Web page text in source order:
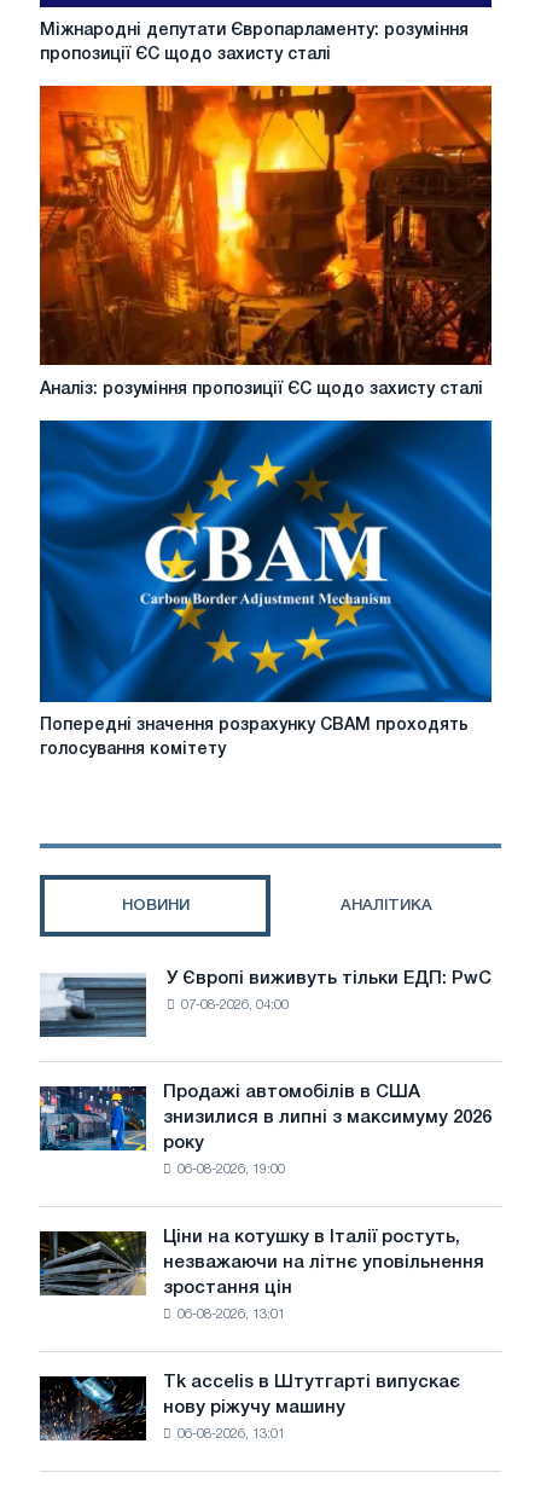
Міжнародні
пропозиції
ЄС
щодо
захисту
сталі
Міжнародні депутати Європарламенту: розуміння
пропозиції ЄС щодо захисту сталі
Аналіз:
пропозиції
щодо
захисту
Аналіз: розуміння пропозиції ЄС щодо захисту сталі
Попередні
значення
голосування
Попередні значення розрахунку CBAM проходять
голосування комітету
НОВИНИ АНАЛІТИКА
Європі
виживуть
тільки
ЕДП:
PwC
У Європі виживуть тільки ЕДП: PwC
07-08-2026, 04:00
Продажі
автомобілів
в
липні
з
максимуму
року
Продажі автомобілів в США
знизилися в липні з максимуму 2026
року
06-08-2026, 19:00
Ціни
на
котушку
незважаючи
на
літнє
уповільнення
Ціни на котушку в Італії ростуть,
незважаючи на літнє уповільнення
зростання цін
06-08-2026, 13:01
Tk
accelis
в
Tk accelis в Штутгарті випускає
нову ріжучу машину
06-08-2026, 13:01